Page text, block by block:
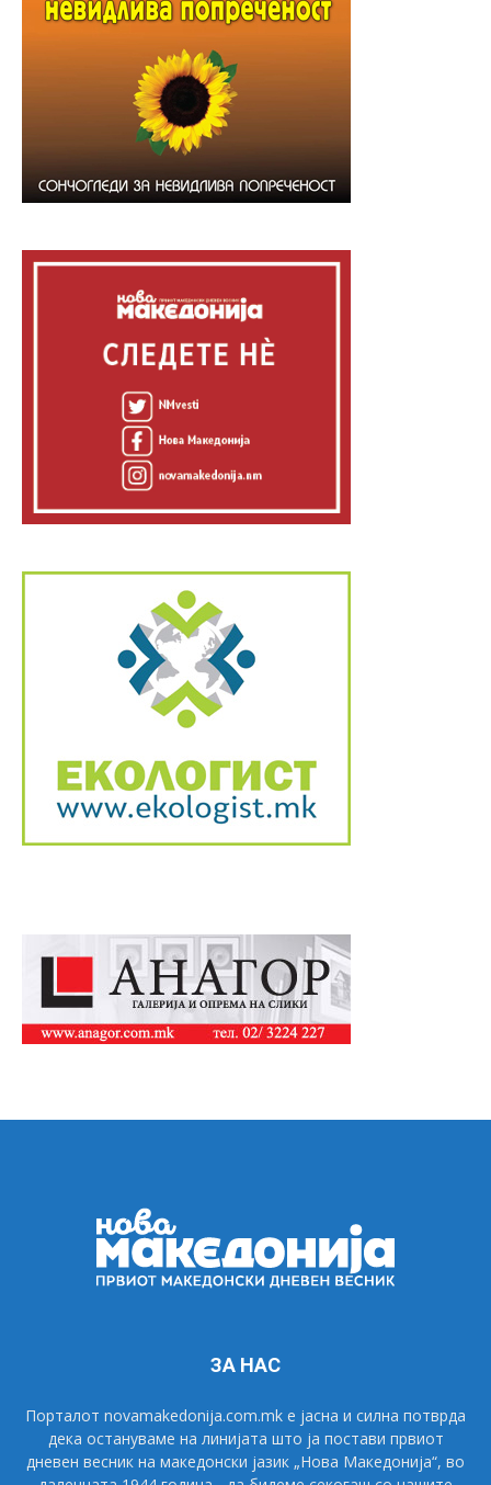
ЗА НАС
Порталот novamakedonija.com.mk е јасна и силна потврда
дека остануваме на линијата што ја постави првиот
дневен весник на македонски јазик „Нова Македонија“, во